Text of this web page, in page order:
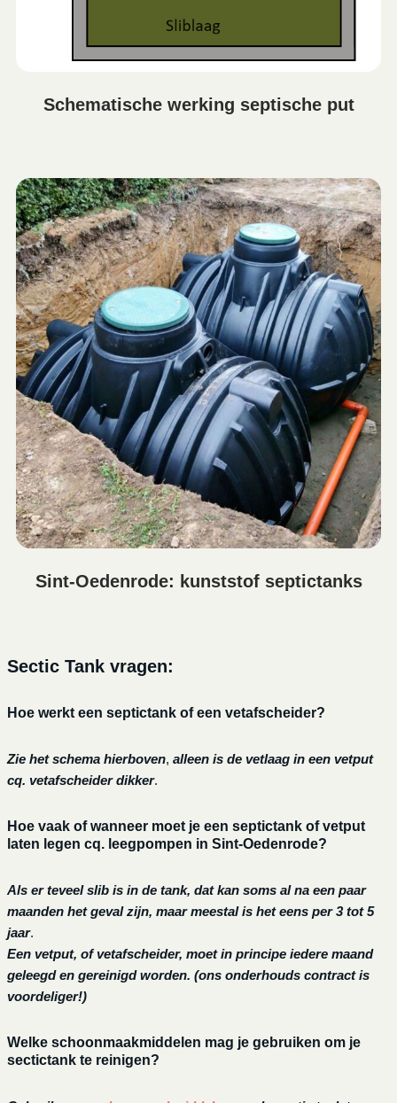
Schematische werking septische put
Sint-Oedenrode: kunststof septictanks
Sectic Tank vragen:
Hoe werkt een septictank of een vetafscheider?
Zie het schema hierboven, alleen is de vetlaag in een vetput
cq. vetafscheider dikker.
Hoe vaak of wanneer moet je een septictank of vetput
laten legen cq. leegpompen in Sint-Oedenrode?
Als er teveel slib is in de tank, dat kan soms al na een paar
maanden het geval zijn, maar meestal is het eens per 3 tot 5
jaar.
Een vetput, of vetafscheider, moet in principe iedere maand
geleegd en gereinigd worden. (ons onderhouds contract is
voordeliger!)
Welke schoonmaakmiddelen mag je gebruiken om je
sectictank te reinigen?